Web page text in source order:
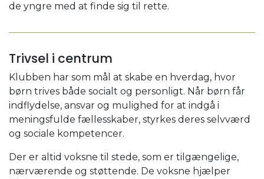
de yngre med at finde sig til rette.
Trivsel i centrum
Klubben har som mål at skabe en hverdag, hvor
børn trives både socialt og personligt. Når børn får
indflydelse, ansvar og mulighed for at indgå i
meningsfulde fællesskaber, styrkes deres selvværd
og sociale kompetencer.
Der er altid voksne til stede, som er tilgængelige,
nærværende og støttende. De voksne hjælper